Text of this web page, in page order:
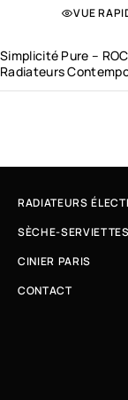
VUE
Simplicité Pure –
Radiateurs
RADIATEURS
SÈCHE-
CINIER PARIS
CONTACT